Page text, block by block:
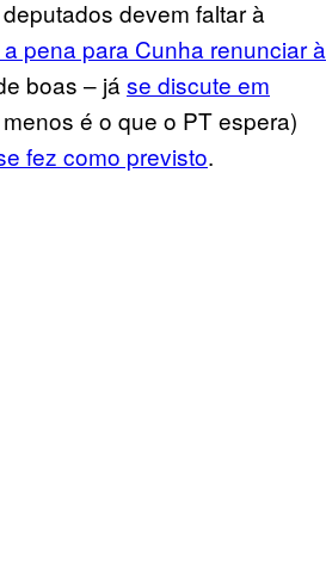
devem faltar à
pena para Cunha renunciar à
boas – já se discute em
é o que o PT espera)
fez como previsto.